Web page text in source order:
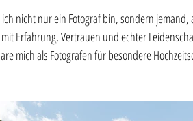
nicht nur ein Fotograf bin, sondern
Erfahrung, Vertrauen und echter
mich als Fotografen für besondere